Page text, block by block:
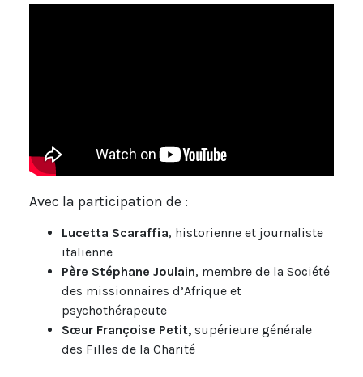
Avec la participation de :
Lucetta Scaraffia, historienne et journaliste
italienne
Père Stéphane Joulain, membre de la Société
des missionnaires d’Afrique et
psychothérapeute
Sœur Françoise Petit, supérieure générale
des Filles de la Charité